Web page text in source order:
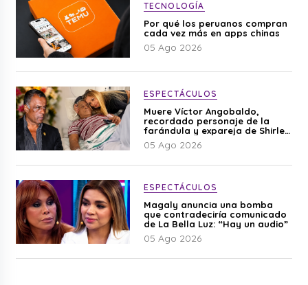
TECNOLOGÍA
Por qué los peruanos compran
cada vez más en apps chinas
05 Ago 2026
ESPECTÁCULOS
Muere Víctor Angobaldo,
recordado personaje de la
farándula y expareja de Shirley
Cherres
05 Ago 2026
ESPECTÁCULOS
Magaly anuncia una bomba
que contradeciría comunicado
de La Bella Luz: “Hay un audio”
05 Ago 2026